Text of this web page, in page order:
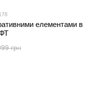
елементами в
грн